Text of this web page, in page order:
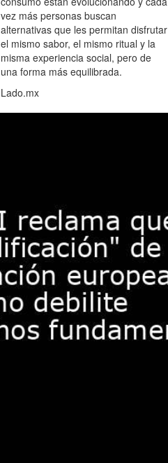
vez más personas buscan
alternativas que les permitan disfrutar
el mismo sabor, el mismo ritual y la
misma experiencia social, pero de
una forma más equilibrada.
Lado.mx